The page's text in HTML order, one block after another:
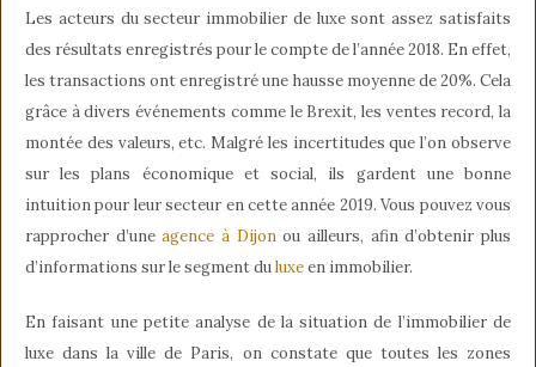
Les acteurs du secteur immobilier de luxe sont assez satisfaits
des résultats enregistrés pour le compte de l’année 2018. En effet,
les transactions ont enregistré une hausse moyenne de 20%. Cela
grâce à divers événements comme le Brexit, les ventes record, la
montée des valeurs, etc. Malgré les incertitudes que l’on observe
sur les plans économique et social, ils gardent une bonne
intuition pour leur secteur en cette année 2019. Vous pouvez vous
rapprocher d’uneagence à Dijonou ailleurs, afin d’obtenir plus
d’informations sur le segment duluxeen immobilier.
En faisant une petite analyse de la situation de l’immobilier de
luxe dans la ville de Paris, on constate que toutes les zones